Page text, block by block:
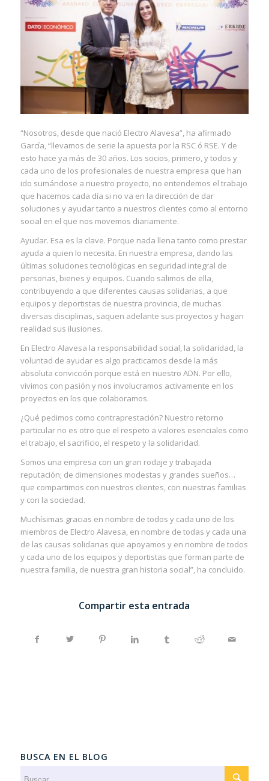
“Nosotros, desde que nació Electro Alavesa”, ha afirmado
García, “llevamos de serie la apuesta por la RSC ó RSE. Y de
esto hace ya más de 30 años. Los socios, primero, y todos y
cada uno de los profesionales de nuestra empresa que han
ido sumándose a nuestro proyecto, no entendemos el trabajo
que hacemos cada día si no va en la dirección de dar
soluciones y ayudar tanto a nuestros clientes como al entorno
social en el que nos movemos diariamente.
Ayudar. Esa es la clave. Porque nada llena tanto como prestar
ayuda a quien lo necesita. En nuestra empresa, dando las
últimas soluciones tecnológicas en seguridad integral de
personas, bienes y equipos. Cuando salimos de ella,
contribuyendo a que diferentes causas solidarias, a que
equipos y deportistas de nuestra provincia, de muchas
diversas disciplinas, saquen adelante sus proyectos y hagan
realidad sus ilusiones.
En Electro Alavesa la responsabilidad social, la solidaridad, la
voluntad de ayudar es algo practicamos desde la más
absoluta convicción porque está en nuestro ADN. Por ello,
vivimos con pasión y nos involucramos activamente en los
proyectos en los que colaboramos.
¿Qué pedimos como contraprestación? Nuestro retorno
particular no es otro que el respeto a valores esenciales como
el trabajo, el sacrificio, el respeto y la solidaridad.
Somos una empresa con un gran rodaje y trabajada
reputación; de dimensiones modestas y grandes sueños…
que compartimos con nuestros clientes, con nuestras familias
y con la sociedad.
Muchísimas gracias en nombre de todos y cada uno de los
miembros de Electro Alavesa, en nombre de todas y cada una
de las causas solidarias que apoyamos y en nombre de todos
y cada uno de los equipos y deportistas que forman parte de
nuestra familia, de nuestra gran historia social”, ha concluido.
Compartir esta entrada
BUSCA EN EL BLOG